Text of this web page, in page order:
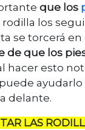
que los
rodilla los
se torcerá
de que los
hacer esto
delante.
LAS